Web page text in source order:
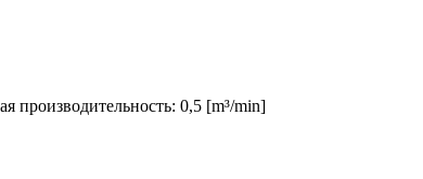
производительность: 0,5 [m³/min]